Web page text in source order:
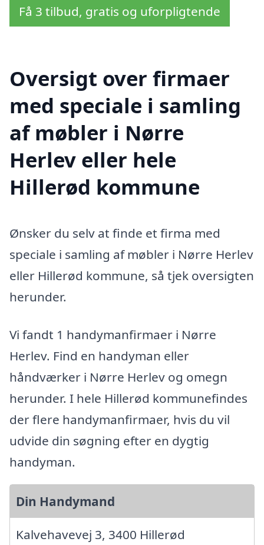
Få 3 tilbud, gratis og uforpligtende
Oversigt over firmaer
med speciale i samling
af møbler i Nørre
Herlev eller hele
Hillerød kommune
Ønsker du selv at finde et firma med
speciale i samling af møbler i Nørre Herlev
eller Hillerød kommune, så tjek oversigten
herunder.
Vi fandt 1 handymanfirmaer i Nørre
Herlev. Find en handyman eller
håndværker i Nørre Herlev og omegn
herunder. I hele Hillerød kommunefindes
der flere handymanfirmaer, hvis du vil
udvide din søgning efter en dygtig
handyman.
Din Handymand
Kalvehavevej 3, 3400 Hillerød